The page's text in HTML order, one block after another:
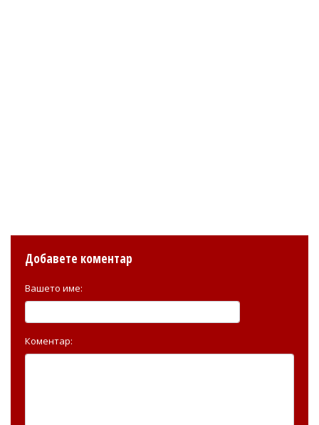
Добавете коментар
Вашето име:
Коментар: